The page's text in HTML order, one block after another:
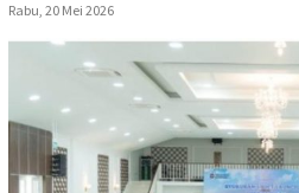
Rabu, 20 Mei 2026